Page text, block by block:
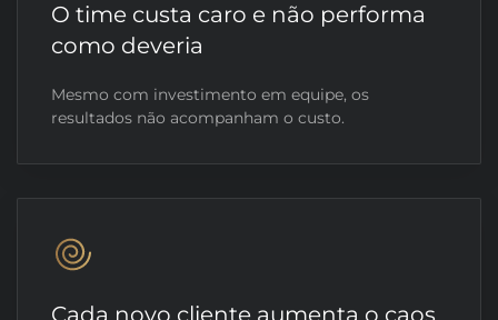
O time custa caro e não performa
como deveria
Mesmo com investimento em equipe, os
resultados não acompanham o custo.
Cada novo cliente aumenta o caos